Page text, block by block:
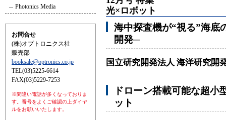
Photonics Media
お問合せ
(株)オプトロニクス社
販売部
booksale@optronics.co.jp
TEL(03)5225-6614
FAX(03)5229-7253
※間違い電話が多くなっておりま
す。番号をよくご確認の上ダイヤ
ルをお願いいたします。
光×ロボット
海中探査機が“視る”海底
開発─
国立研究開発法人 海洋研究
ドローン搭載可能な超
ット